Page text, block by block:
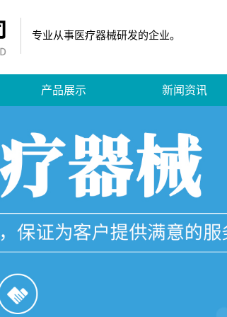
专业从事医疗器械研发的企业。
产品展示 新闻资讯